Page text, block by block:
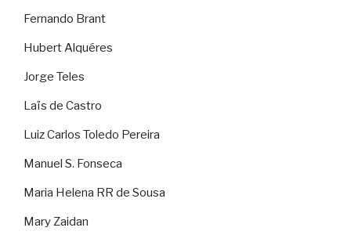
Fernando Brant
Hubert Alquéres
Jorge Teles
Laïs de Castro
Luiz Carlos Toledo Pereira
Manuel S. Fonseca
Maria Helena RR de Sousa
Mary Zaidan